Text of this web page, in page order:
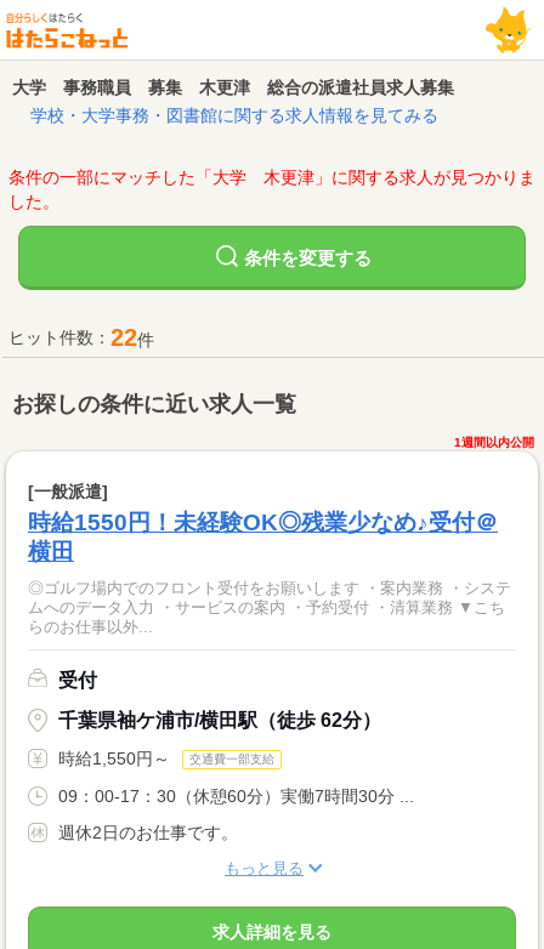
大学 事務職員 募集 木更津 総合の派遣社員求人募集
学校・大学事務・図書館に関する求人情報を見てみる
条件の一部にマッチした「大学 木更津」に関する求人が見つかりま
した。
条件を変更する
ヒット件数： 22件
お探しの条件に近い求人一覧
1週間以内公開
[一般派遣]
時給1550円！未経験OK◎残業少なめ♪受付＠
横田
◎ゴルフ場内でのフロント受付をお願いします ・案内業務 ・システ
ムへのデータ入力 ・サービスの案内 ・予約受付 ・清算業務 ▼こち
らのお仕事以外...
受付
千葉県袖ケ浦市/横田駅（徒歩 62分）
時給1,550円～ 交通費一部支給
09：00-17：30（休憩60分）実働7時間30分 ...
週休2日のお仕事です。
もっと見る
求人詳細を見る